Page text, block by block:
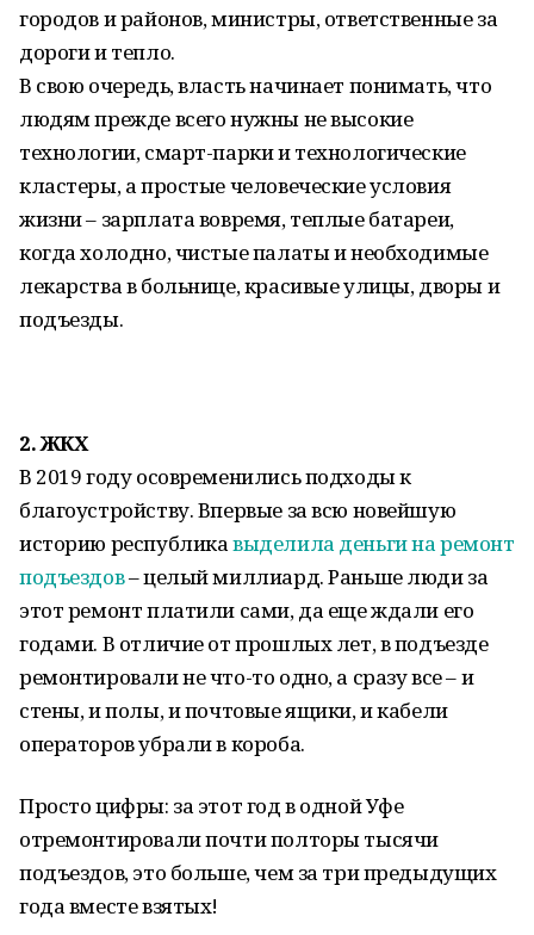
городов и районов, министры, ответственные за
дороги и тепло.
В свою очередь, власть начинает понимать, что
людям прежде всего нужны не высокие
технологии, смарт-парки и технологические
кластеры, а простые человеческие условия
жизни – зарплата вовремя, теплые батареи,
когда холодно, чистые палаты и необходимые
лекарства в больнице, красивые улицы, дворы и
подъезды.
2.ЖКХ
В 2019 году осовременились подходы к
благоустройству. Впервые за всю новейшую
историю республикавыделила деньги на ремонт
подъездов– целый миллиард. Раньше люди за
этот ремонт платили сами, да еще ждали его
годами. В отличие от прошлых лет, в подъезде
ремонтировали не что-то одно, а сразу все – и
стены, и полы, и почтовые ящики, и кабели
операторов убрали в короба.
Просто цифры: за этот год в одной Уфе
отремонтировали почти полторы тысячи
подъездов, это больше, чем за три предыдущих
года вместе взятых!